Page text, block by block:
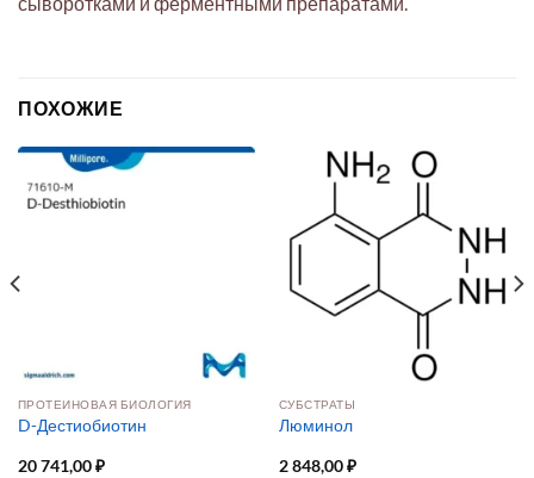
ПОХОЖИЕ
ПРОТЕИНОВАЯ БИОЛОГИЯ
D-Дестиобиотин
20 741,00₽
СУБСТРАТЫ
Люминол
2 848,00₽